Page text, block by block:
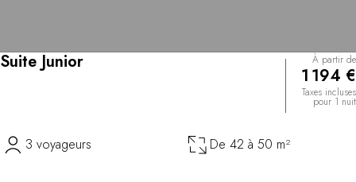
Suite Junior À partir de
1 194 €
Taxes incluses
pour 1 nuit
3 voyageurs De 42 à 50 m²